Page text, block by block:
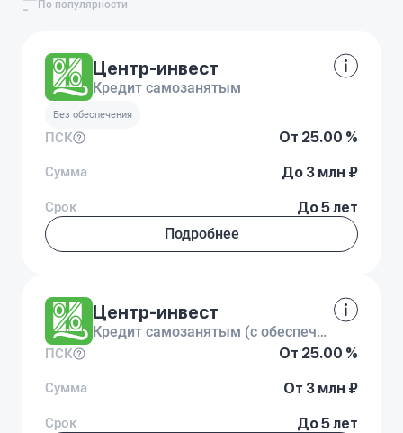
По популярности
Центр-инвест
Кредит самозанятым
Без обеспечения
От 25.00 %
ПСК
До 3 млн ₽
Сумма
До 5 лет
Срок
Подробнее
Центр-инвест
Кредит самозанятым (с обеспечением)
От 25.00 %
ПСК
От 3 млн ₽
Сумма
До 5 лет
Срок